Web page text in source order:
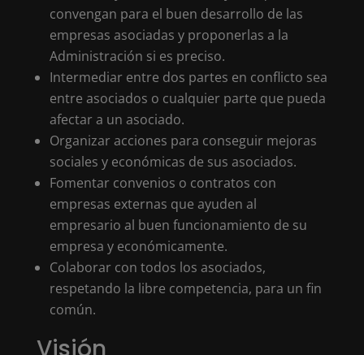
convengan para el buen desarrollo de las
empresas asociadas y proponerlas a la
Administración si es preciso.
Intermediar entre dos partes en conflicto sea
entre asociados o cualquier parte que pueda
afectar a un asociado.
Organizar acciones para conseguir mejoras
sociales y económicas de sus asociados.
Fomentar convenios o contratos con
empresas externas que ayuden al
empresario al buen funcionamiento de su
empresa y económicamente.
Colaborar con todos los asociados,
respetando la libre competencia, para un fin
común.